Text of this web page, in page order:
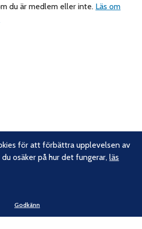
du är medlem eller inte. Läs om
för att förbättra upplevelsen av
osäker på hur det fungerar,läs
Godkänn